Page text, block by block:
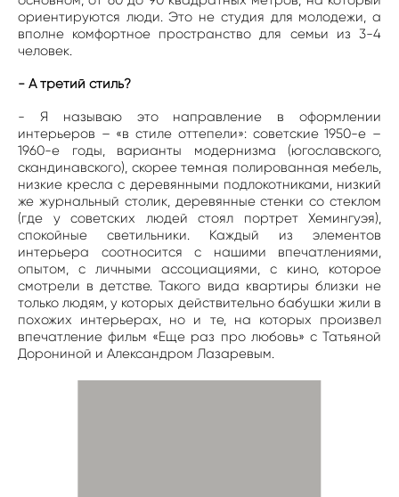
ориентируются люди. Это не студия для молодежи, а
вполне комфортное пространство для семьи из 3-4
человек.
- А третий стиль?
- Я называю это направление в оформлении
интерьеров – «в стиле оттепели»: советские 1950-е –
1960-е годы, варианты модернизма (югославского,
скандинавского), скорее темная полированная мебель,
низкие кресла с деревянными подлокотниками, низкий
же журнальный столик, деревянные стенки со стеклом
(где у советских людей стоял портрет Хемингуэя),
спокойные светильники. Каждый из элементов
интерьера соотносится с нашими впечатлениями,
опытом, с личными ассоциациями, с кино, которое
смотрели в детстве. Такого вида квартиры близки не
только людям, у которых действительно бабушки жили в
похожих интерьерах, но и те, на которых произвел
впечатление фильм «Еще раз про любовь» с Татьяной
Дорониной и Александром Лазаревым.